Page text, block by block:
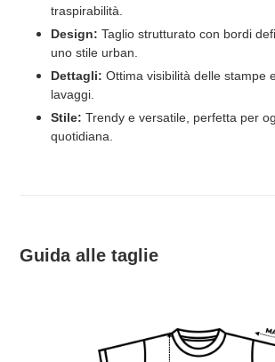
traspirabilità.
Design: Taglio strutturato con bordi
uno stile urban.
Dettagli: Ottima visibilità delle stampe
lavaggi.
Stile: Trendy e versatile, perfetta per
quotidiana.
Guida alle taglie